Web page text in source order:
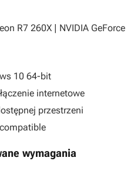
R7 260X | NVIDIA GeForce
10 64-bit
internetowe
przestrzeni
wymagania